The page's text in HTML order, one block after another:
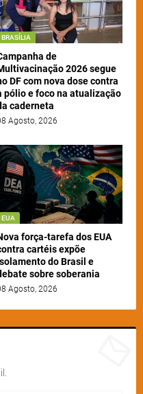
BRASÍLIA
de
2026 segue
DF com nova dose contra
pólio e foco na atualização
caderneta
Agosto, 2026
EUA
força-tarefa dos EUA
cartéis expõe
do Brasil e
sobre soberania
Agosto, 2026